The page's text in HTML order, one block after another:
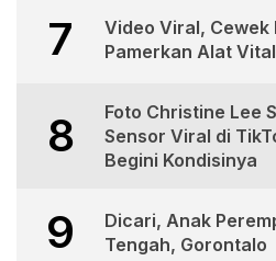
7
Video Viral, Cewek
Pamerkan Alat
8
Foto Christine Lee
Sensor Viral di
Begini Kondisinya
9
Dicari, Anak
Tengah, Gorontalo